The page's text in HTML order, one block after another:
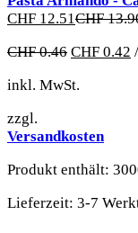
CHF 12.51CHF
CHF0.46 CHF 0.42 /
inkl. MwSt.
zzgl.
Versandkosten
Produkt enthält:
Lieferzeit: 3-7